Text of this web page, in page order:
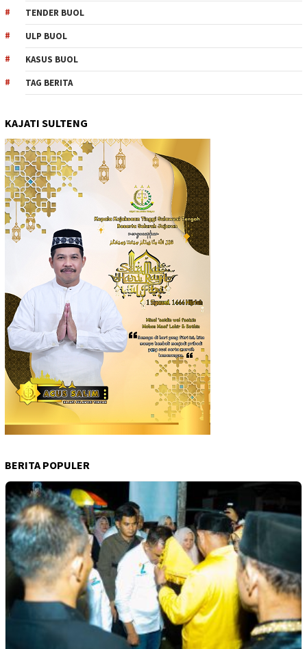
TENDER BUOL
ULP BUOL
KASUS BUOL
TAG BERITA
KAJATI SULTENG
BERITA POPULER